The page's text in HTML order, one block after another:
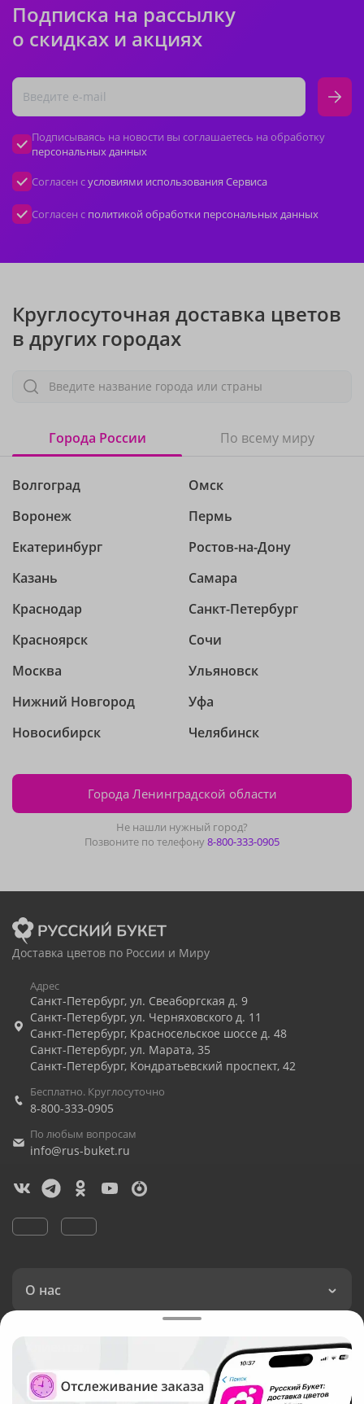
Подписка на рассылку
о скидках и акциях
Подписываясь на новости вы соглашаетесь на обработку
персональных данных
Согласен сусловиями использования Сервиса
Согласен с политикой обработки персональных данных
Круглосуточная доставка цветов
в других городах
Введите название города или страны
Города России По всему миру
Волгоград
Воронеж
Екатеринбург
Казань
Краснодар
Красноярск
Москва
Нижний Новгород
Новосибирск
Омск
Пермь
Ростов-на-Дону
Самара
Санкт-Петербург
Сочи
Ульяновск
Уфа
Челябинск
Города Ленинградской области
Не нашли нужный город?
Позвоните по телефону8-800-333-0905
Доставка цветов по России и Миру
Адрес
Санкт-Петербург, ул. Свеаборгская д. 9
Санкт-Петербург, ул. Черняховского д. 11
Санкт-Петербург, Красносельское шоссе д. 48
Санкт-Петербург, ул. Марата, 35
Санкт-Петербург, Кондратьевский проспект, 42
Бесплатно. Круглосуточно
8-800-333-0905
По любым вопросам
info@rus-buket.ru
О нас